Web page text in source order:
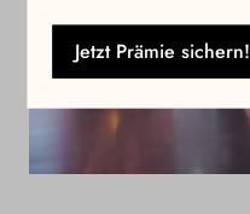
Jetzt Prämie sichern!